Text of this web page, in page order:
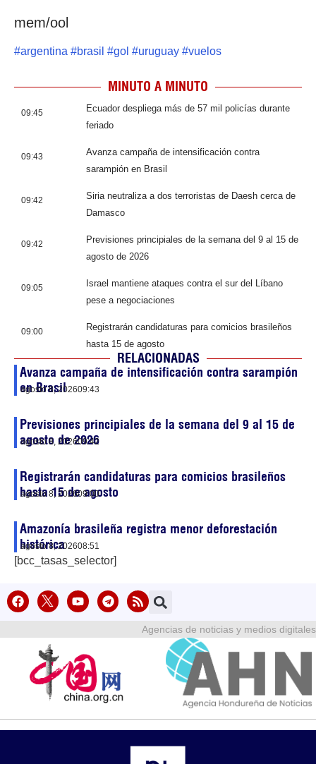
mem/ool
#argentina #brasil #gol #uruguay #vuelos
MINUTO A MINUTO
09:45
Ecuador despliega más de 57 mil policías durante
feriado
09:43
Avanza campaña de intensificación contra
sarampión en Brasil
09:42
Siria neutraliza a dos terroristas de Daesh cerca de
Damasco
09:42
Previsiones principiales de la semana del 9 al 15 de
agosto de 2026
09:05
Israel mantiene ataques contra el sur del Líbano
pese a negociaciones
09:00
Registrarán candidaturas para comicios brasileños
hasta 15 de agosto
RELACIONADAS
Avanza campaña de intensificación contra sarampión
en Brasil
agosto 8, 202609:43
Previsiones principiales de la semana del 9 al 15 de
agosto de 2026
agosto 8, 202609:42
Registrarán candidaturas para comicios brasileños
hasta 15 de agosto
agosto 8, 202609:00
Amazonía brasileña registra menor deforestación
histórica
agosto 8, 202608:51
[bcc_tasas_selector]
Agencias de noticias y medios digitales